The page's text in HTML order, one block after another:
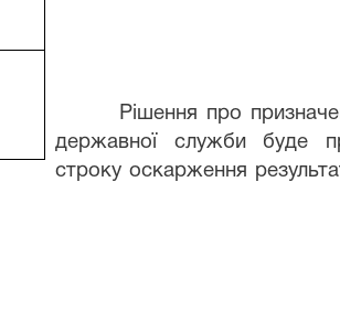
Рішення про
державної служби буде
строку оскарження